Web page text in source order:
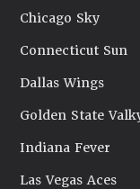
Chicago Sky
Connecticut Sun
Dallas Wings
Golden State
Indiana Fever
Las Vegas Aces